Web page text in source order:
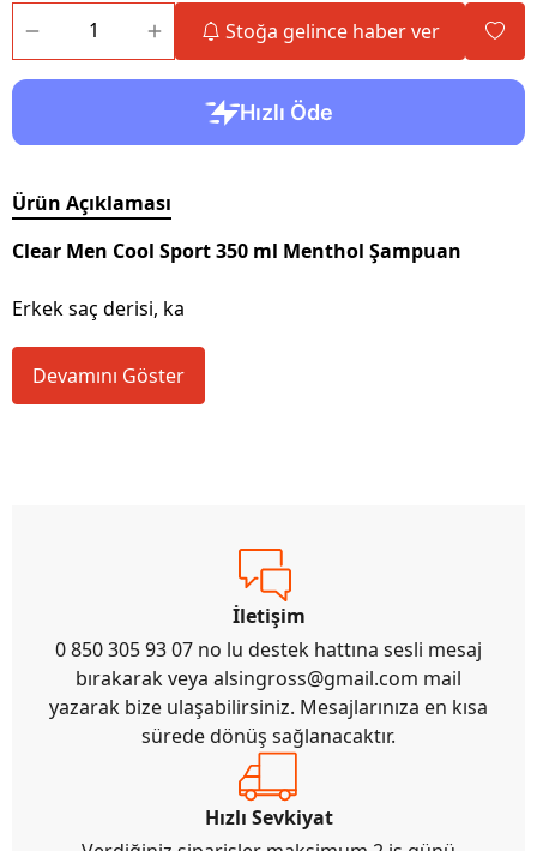
Stoğa gelince haber ver
Ürün Açıklaması
Clear Men Cool Sport 350 ml Menthol Şampuan
Erkek saç derisi, ka
Devamını Göster
İletişim
0 850 305 93 07 no lu destek hattına sesli mesaj
bırakarak veya alsingross@gmail.com mail
yazarak bize ulaşabilirsiniz. Mesajlarınıza en kısa
sürede dönüş sağlanacaktır.
Hızlı Sevkiyat